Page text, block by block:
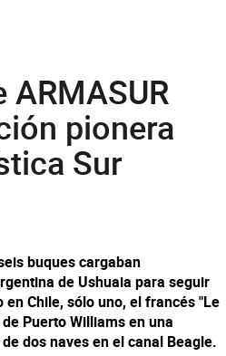
pionera
Sur
buques cargaban
de Ushuaia para seguir
Chile, sólo uno, el francés "Le
Puerto Williams en una
dos naves en el canal Beagle.